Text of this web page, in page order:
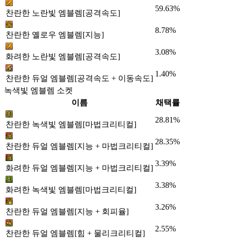
찬란한 노란빛 엠블렘[공격속도]
59.63%
찬란한 옐로우 엠블렘[지능]
8.78%
화려한 노란빛 엠블렘[공격속도]
3.08%
찬란한 듀얼 엠블렘[공격속도 + 이동속도]
1.40%
녹색빛 엠블렘 소켓
이름
채택률
찬란한 녹색빛 엠블렘[마법크리티컬]
28.81%
찬란한 듀얼 엠블렘[지능 + 마법크리티컬]
28.35%
화려한 듀얼 엠블렘[지능 + 마법크리티컬]
3.39%
화려한 녹색빛 엠블렘[마법크리티컬]
3.38%
찬란한 듀얼 엠블렘[지능 + 회피율]
3.26%
찬란한 듀얼 엠블렘[힘 + 물리크리티컬]
2.55%